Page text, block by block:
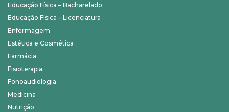
Educação Física – Bacharelado
Educação Física – Licenciatura
Enfermagem
Estética e Cosmética
Farmácia
Fisioterapia
Fonoaudiologia
Medicina
Nutrição